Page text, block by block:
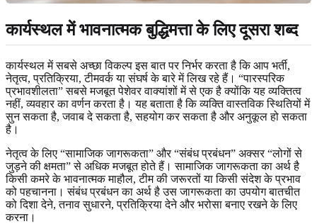
कार्यस्थल में भावनात्मक बुद्धिमत्ता के लिए दूसरा शब्द
कार्यस्थल में सबसे अच्छा विकल्प इस बात पर निर्भर करता है कि आप भर्ती,
नेतृत्व, प्रतिक्रिया, टीमवर्क या संघर्ष के बारे में लिख रहे हैं। “पारस्परिक
प्रभावशीलता” सबसे मजबूत पेशेवर वाक्यांशों में से एक है क्योंकि यह व्यक्तित्व
नहीं, व्यवहार का वर्णन करता है। यह बताता है कि व्यक्ति वास्तविक स्थितियों में
सुन सकता है, जवाब दे सकता है, सहयोग कर सकता है और अनुकूल हो सकता
है।
नेतृत्व के लिए “सामाजिक जागरूकता” और “संबंध प्रबंधन” अक्सर “लोगों से
जुड़ने की क्षमता” से अधिक मजबूत होते हैं। सामाजिक जागरूकता का अर्थ है
किसी कमरे के भावनात्मक माहौल, टीम की जरूरतों या किसी संदेश के प्रभाव
को पहचानना। संबंध प्रबंधन का अर्थ है उस जागरूकता का उपयोग बातचीत
को दिशा देने, तनाव सुधारने, प्रतिक्रिया देने और भरोसा बनाए रखने के लिए
करना।